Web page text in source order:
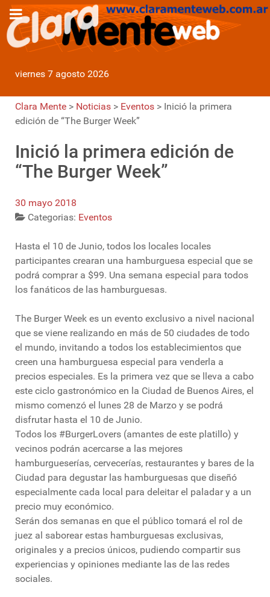
viernes 7 agosto 2026
Clara Mente > Noticias > Eventos > Inició la primera
edición de “The Burger Week”
Inició la primera edición de
“The Burger Week”
30 mayo 2018
Categorias: Eventos
Hasta el 10 de Junio, todos los locales locales
participantes crearan una hamburguesa especial que se
podrá comprar a $99. Una semana especial para todos
los fanáticos de las hamburguesas.
The Burger Week es un evento exclusivo a nivel nacional
que se viene realizando en más de 50 ciudades de todo
el mundo, invitando a todos los establecimientos que
creen una hamburguesa especial para venderla a
precios especiales. Es la primera vez que se lleva a cabo
este ciclo gastronómico en la Ciudad de Buenos Aires, el
mismo comenzó el lunes 28 de Marzo y se podrá
disfrutar hasta el 10 de Junio.
Todos los #BurgerLovers (amantes de este platillo) y
vecinos podrán acercarse a las mejores
hamburgueserías, cervecerías, restaurantes y bares de la
Ciudad para degustar las hamburguesas que diseñó
especialmente cada local para deleitar el paladar y a un
precio muy económico.
Serán dos semanas en que el público tomará el rol de
juez al saborear estas hamburguesas exclusivas,
originales y a precios únicos, pudiendo compartir sus
experiencias y opiniones mediante las de las redes
sociales.